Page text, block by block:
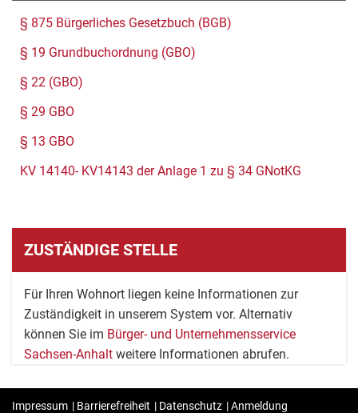
§ 875 Bürgerliches Gesetzbuch (BGB)
§ 19 Grundbuchordnung (GBO)
§ 22 (GBO)
§ 29 GBO
§ 13 GBO
KV 14140- KV14143 der Anlage 1 zu § 34 GNotKG
ZUSTÄNDIGE STELLE
Für Ihren Wohnort liegen keine Informationen zur
Zuständigkeit in unserem System vor. Alternativ
können Sie im Bürger- und Unternehmensservice
Sachsen-Anhalt weitere Informationen abrufen.
Impressum | Barrierefreiheit | Datenschutz |Anmeldung